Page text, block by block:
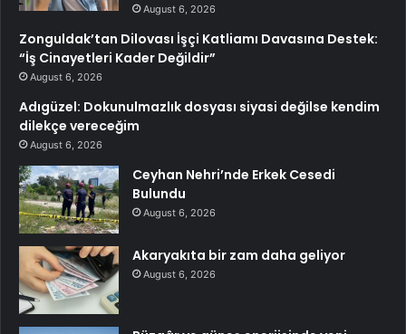
August 6, 2026
Zonguldak’tan Dilovası İşçi Katliamı Davasına Destek:
“İş Cinayetleri Kader Değildir”
August 6, 2026
Adıgüzel: Dokunulmazlık dosyası siyasi değilse kendim
dilekçe vereceğim
August 6, 2026
Ceyhan Nehri’nde Erkek Cesedi
Bulundu
August 6, 2026
Akaryakıta bir zam daha geliyor
August 6, 2026